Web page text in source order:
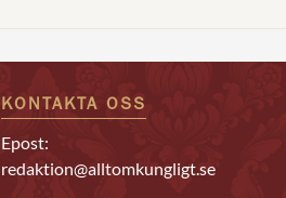
KONTAKTA OSS
Epost:
redaktion@alltomkungligt.se